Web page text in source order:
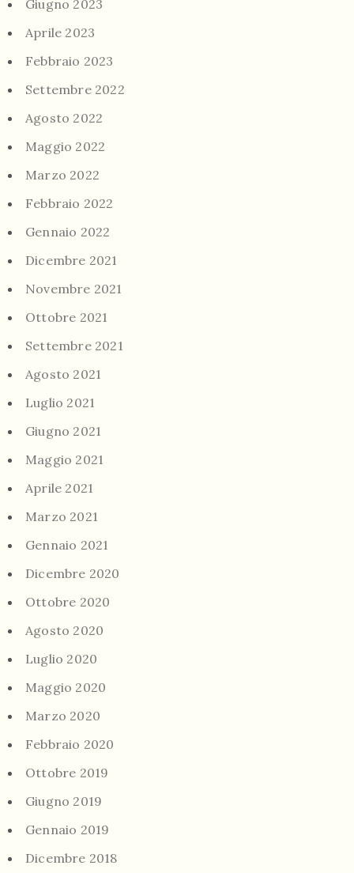
Giugno 2023
Aprile 2023
Febbraio 2023
Settembre 2022
Agosto 2022
Maggio 2022
Marzo 2022
Febbraio 2022
Gennaio 2022
Dicembre 2021
Novembre 2021
Ottobre 2021
Settembre 2021
Agosto 2021
Luglio 2021
Giugno 2021
Maggio 2021
Aprile 2021
Marzo 2021
Gennaio 2021
Dicembre 2020
Ottobre 2020
Agosto 2020
Luglio 2020
Maggio 2020
Marzo 2020
Febbraio 2020
Ottobre 2019
Giugno 2019
Gennaio 2019
Dicembre 2018